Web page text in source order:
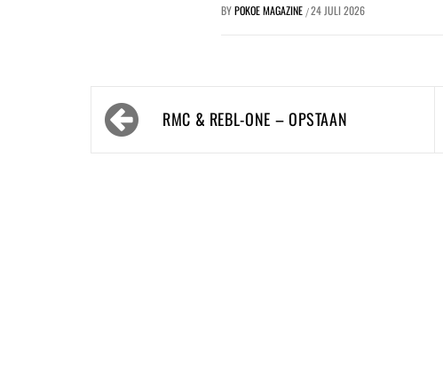
BYPOKOE MAGAZINE /24 JULI 2026
Bericht
navigatieRMC & REBL-ONE – OPSTAAN